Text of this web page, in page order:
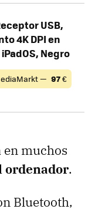
USB,
4K DPI en
Negro
— 97€
en muchos
ordenador.
Bluetooth,